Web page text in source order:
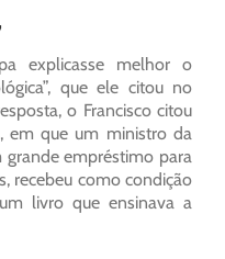
explicasse melhor o
que ele citou no
o Francisco citou
em que um ministro da
grande empréstimo para
recebeu como condição
livro que ensinava a